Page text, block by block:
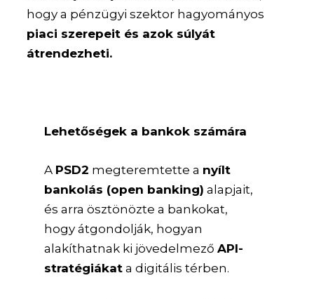
hogy a pénzügyi szektor hagyományos
piaci szerepeit és azok súlyát
átrendezheti.
Lehetőségek a bankok számára
A PSD2 megteremtette a nyílt
bankolás (open banking) alapjait,
és arra ösztönözte a bankokat,
hogy átgondolják, hogyan
alakíthatnak ki jövedelmezőAPI-
stratégiákat a digitális térben.